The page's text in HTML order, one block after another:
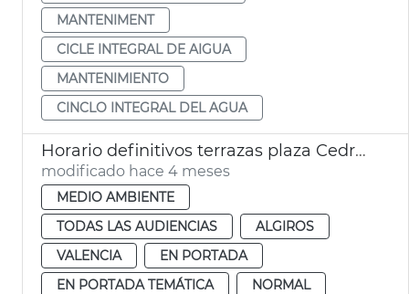
MANTENIMENT
CICLE INTEGRAL DE AIGUA
MANTENIMIENTO
CINCLO INTEGRAL DEL AGUA
Horario definitivos terrazas plaza Cedre y plaza Hondures
modificado hace 4 meses
MEDIO AMBIENTE
TODAS LAS AUDIENCIAS
ALGIROS
VALENCIA
EN PORTADA
EN PORTADA TEMÁTICA
NORMAL